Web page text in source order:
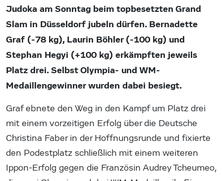
Judoka am Sonntag beim topbesetzten Grand
Slam in Düsseldorf jubeln dürfen. Bernadette
Graf (-78 kg), Laurin Böhler (-100 kg) und
Stephan Hegyi (+100 kg) erkämpften jeweils
Platz drei. Selbst Olympia- und WM-
Medaillengewinner wurden dabei besiegt.
Graf ebnete den Weg in den Kampf um Platz drei
mit einem vorzeitigen Erfolg über die Deutsche
Christina Faber in der Hoffnungsrunde und fixierte
den Podestplatz schließlich mit einem weiteren
Ippon-Erfolg gegen die Französin Audrey Tcheumeo,